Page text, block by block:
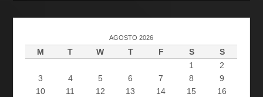
AGOSTO 2026
M T W T F S
S
1
2
3
4 5 6 7 8
9
10
11 12 13 14 15
16